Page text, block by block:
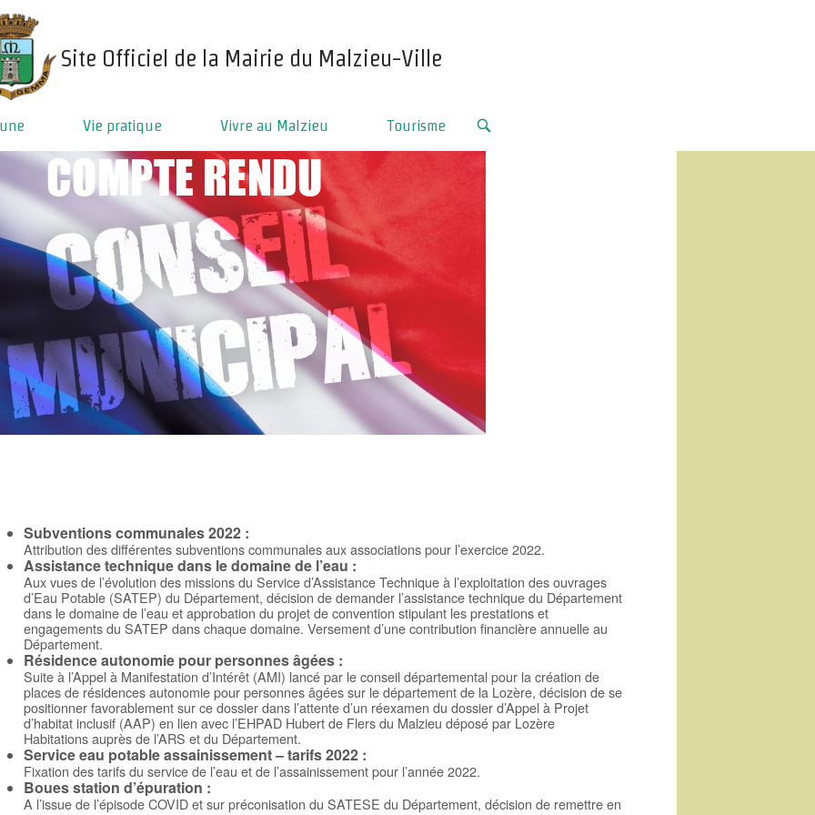
Site Officiel de la Mairie du Malzieu-Ville
Vie pratique Vivre au Malzieu Tourisme
OPEN
BAR
Subventions communales 2022 :
Attribution des différentes subventions communales aux associations pour l’exercice 2022.
Assistance technique dans le domaine de l’eau :
Aux vues de l’évolution des missions du Service d’Assistance Technique à l’exploitation des ouvrages
d’Eau Potable (SATEP) du Département, décision de demander l’assistance technique du Département
dans le domaine de l’eau et approbation du projet de convention stipulant les prestations et
engagements du SATEP dans chaque domaine. Versement d’une contribution financière annuelle au
Département.
Résidence autonomie pour personnes âgées :
Suite à l’Appel à Manifestation d’Intérêt (AMI) lancé par le conseil départemental pour la création de
places de résidences autonomie pour personnes âgées sur le département de la Lozère, décision de se
positionner favorablement sur ce dossier dans l’attente d’un réexamen du dossier d’Appel à Projet
d’habitat inclusif (AAP) en lien avec l’EHPAD Hubert de Flers du Malzieu déposé par Lozère
Habitations auprès de l’ARS et du Département.
Service eau potable assainissement – tarifs 2022 :
Fixation des tarifs du service de l’eau et de l’assainissement pour l’année 2022.
Boues station d’épuration :
A l’issue de l’épisode COVID et sur préconisation du SATESE du Département, décision de remettre en